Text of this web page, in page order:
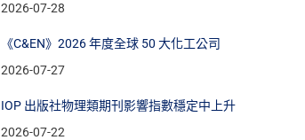
2026-07-28
《C&EN》2026 年度全球 50 大化工公司
2026-07-27
IOP 出版社物理類期刊影響指數穩定中上升
2026-07-22